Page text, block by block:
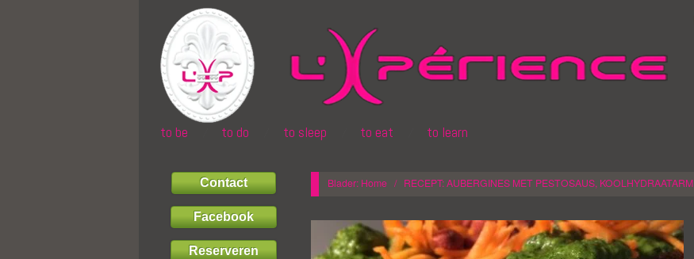
to be to do to sleep to eat to learn
Contact
Facebook
Reserveren
Blader: Home / RECEPT: AUBERGINES MET PESTOSAUS, KOOLHYDRAATARM